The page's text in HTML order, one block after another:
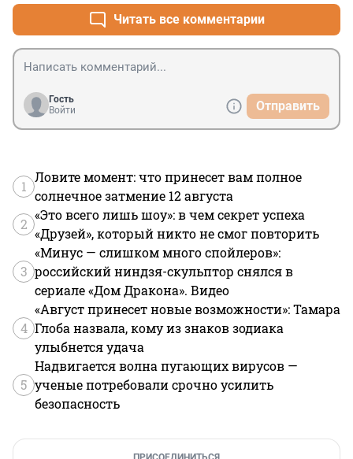
Читать все комментарии
Гость
Войти
Отправить
1
Ловите момент: что принесет вам полное
солнечное затмение 12 августа
2
«Это всего лишь шоу»: в чем секрет успеха
«Друзей», который никто не смог повторить
3
«Минус — слишком много спойлеров»:
российский ниндзя-скульптор снялся в
сериале «Дом Дракона». Видео
4
«Август принесет новые возможности»: Тамара
Глоба назвала, кому из знаков зодиака
улыбнется удача
5
Надвигается волна пугающих вирусов —
ученые потребовали срочно усилить
безопасность